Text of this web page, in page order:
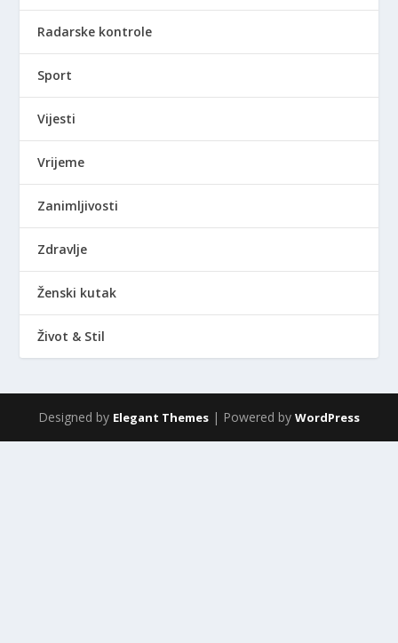
Radarske kontrole
Sport
Vijesti
Vrijeme
Zanimljivosti
Zdravlje
Ženski kutak
Život & Stil
Designed by Elegant Themes | Powered by WordPress